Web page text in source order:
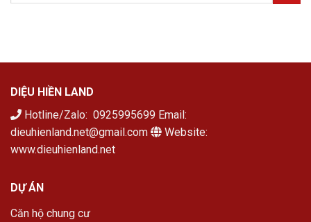
DIỆU HIỀN LAND
Hotline/Zalo: 0925995699 Email:
dieuhienland.net@gmail.com
Website:
www.dieuhienland.net
DỰ ÁN
Căn hộ chung cư